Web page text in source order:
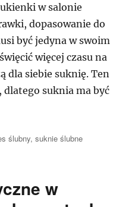
w salonie
dopasowanie do
być jedyna w swoim
więcej czasu na
dla siebie suknię. Ten
dlatego suknia ma być
ślubny,suknie ślubne
w